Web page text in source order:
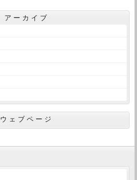
アーカイブ
ウェブページ